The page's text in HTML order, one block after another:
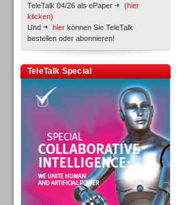
TeleTalk 04/26 als ePaper
(hier
klicken)
Und
hier können Sie TeleTalk
bestellen oder abonnieren!
TeleTalk Special
Personal